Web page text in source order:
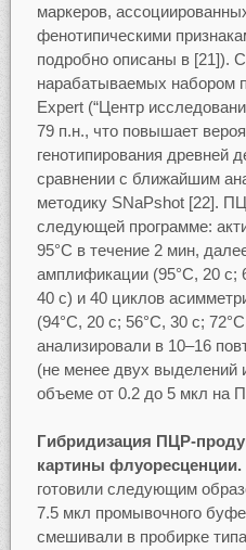
маркеров,
фенотипическими
подробно описаны в [21]).
нарабатываемых набором
Expert (“Центр
79 п.н., что повышает
генотипирования древней
сравнении с ближайшим
методику SNaPshot [22].
следующей программе:
95°С в течение 2 мин,
амплификации (95°С, 20 с;
40 с) и 40 циклов
(94°С, 20 с; 56°С, 30 с;
анализировали в 10–16
(не менее двух выделений
объеме от 0.2 до 5 мкл на
Гибридизация ПЦР-
картины флуоресценции.
готовили следующим
7.5 мкл промывочного
смешивали в пробирке